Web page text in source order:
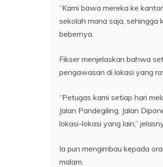
“Kami bawa mereka ke
sekolah mana saja, sehingga
bebernya.
Fikser menjelaskan bahwa
pengawasan di lokasi yang
“Petugas kami setiap hari
Jalan Pandegiling, Jalan
lokasi-lokasi yang lain,”
Ia pun mengimbau kepada
malam.